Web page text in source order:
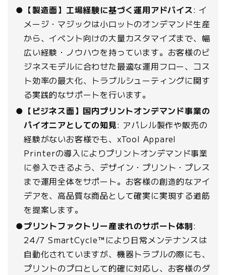
● 【製造面】工場経験に基づく運用アドバイス: イ
メージ・マジックは小ロットのオンデマンド生産
から、イベント向けの大量カスタマイズまで、幅
広い経験・ノウハウを持っています。お客様のビ
ジネスモデルに合わせた最適な運用フロー、コス
ト効率の最大化、トラブルシューティングに関す
る実践的なサポートを行います。
● 【ビジネス面】国内プリントオンデマンド事業の
パイオニアとしての知見: アパレル製作や販売の
経験がないお客様でも、xTool Apparel
Printerの導入によりプリントオンデマンド事業
に参入できるよう、デザイン・プリント・プレス
まで運用全体をサポート。お客様の創造的なアイ
デアを、高品質な商品として確実に実現する道筋
を提案します。
●プリントファクトリー産まれのサポート体制:
24/7 SmartCycle™により日常メンテナンスは
自動化されていますが、機器トラブルの際にも、
プリントのプロとして的確に対応し、お客様のダ